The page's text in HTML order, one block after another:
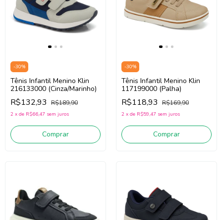
-30%
Tênis Infantil Menino Klin
216133000 (Cinza/Marinho)
R$132,93 R$189,90
2 x de R$66,47 sem juros
Comprar
-30%
Tênis Infantil Menino Klin
117199000 (Palha)
R$118,93 R$169,90
2 x de R$59,47 sem juros
Comprar